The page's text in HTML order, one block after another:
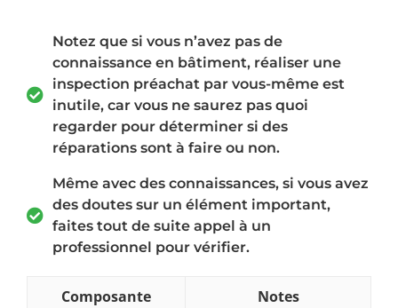
Notez que si vous n’avez pas de
connaissance en bâtiment, réaliser une
inspection préachat par vous-même est
inutile, car vous ne saurez pas quoi
regarder pour déterminer si des
réparations sont à faire ou non.
Même avec des connaissances, si vous avez
des doutes sur un élément important,
faites tout de suite appel à un
professionnel pour vérifier.
Composante Notes